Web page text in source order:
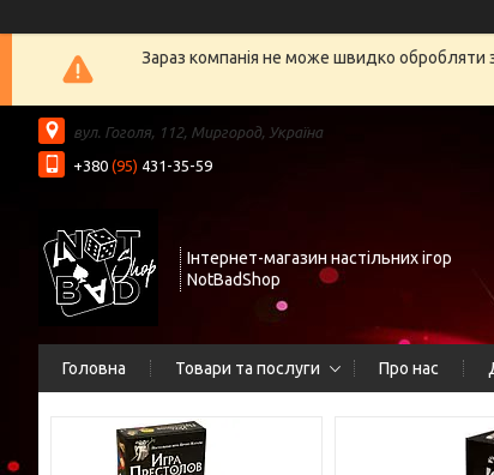
Зараз компанія не може швидко обробляти
вул. Гоголя, 112, Миргород, Україна
+380 (95) 431-35-59
Інтернет-магазин настільних ігор
NotBadShop
Головна Товари та послуги Про нас